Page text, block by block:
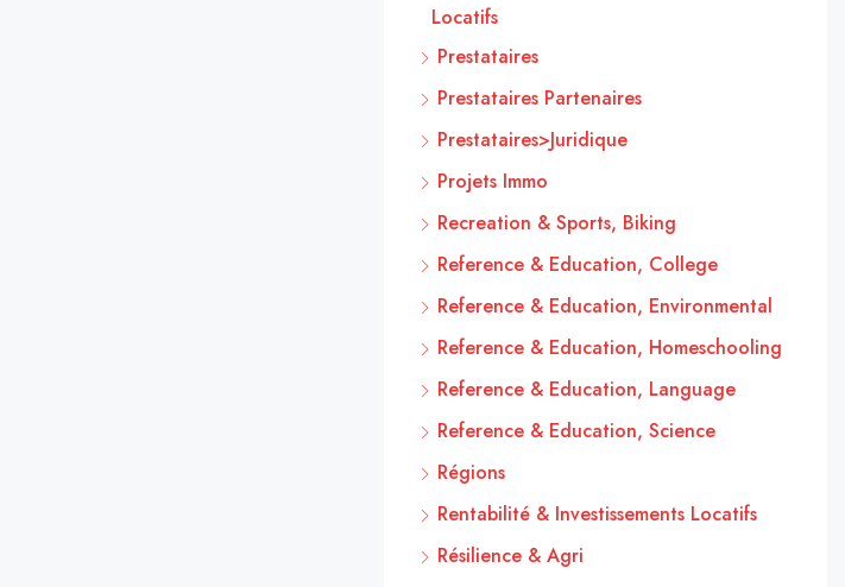
Locatifs
Prestataires
Prestataires Partenaires
Prestataires>Juridique
Projets Immo
Recreation & Sports, Biking
Reference & Education, College
Reference & Education, Environmental
Reference & Education, Homeschooling
Reference & Education, Language
Reference & Education, Science
Régions
Rentabilité & Investissements Locatifs
Résilience & Agri